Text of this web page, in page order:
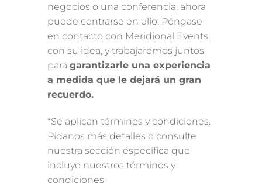
negocios o una conferencia, ahora
puede centrarse en ello. Póngase
en contacto con Meridional Events
con su idea, y trabajaremos juntos
para garantizarle una experiencia
a medida que le dejará un gran
recuerdo.
*Se aplican términos y condiciones.
Pídanos más detalles o consulte
nuestra sección específica que
incluye nuestros términos y
condiciones.